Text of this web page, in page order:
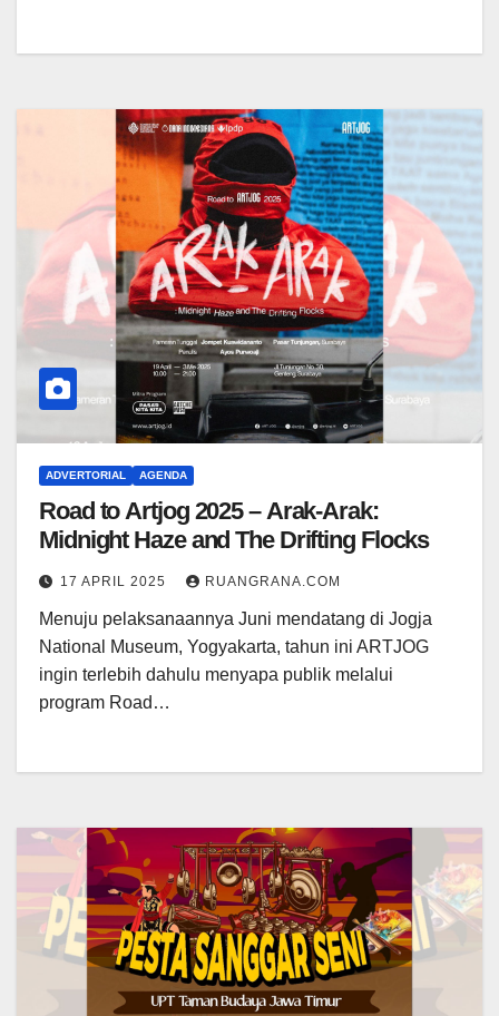
ADVERTORIAL AGENDA
Road to Artjog 2025 – Arak-Arak:
Midnight Haze and The Drifting Flocks
17 APRIL 2025 RUANGRANA.COM
Menuju pelaksanaannya Juni mendatang di Jogja
National Museum, Yogyakarta, tahun ini ARTJOG
ingin terlebih dahulu menyapa publik melalui
program Road…